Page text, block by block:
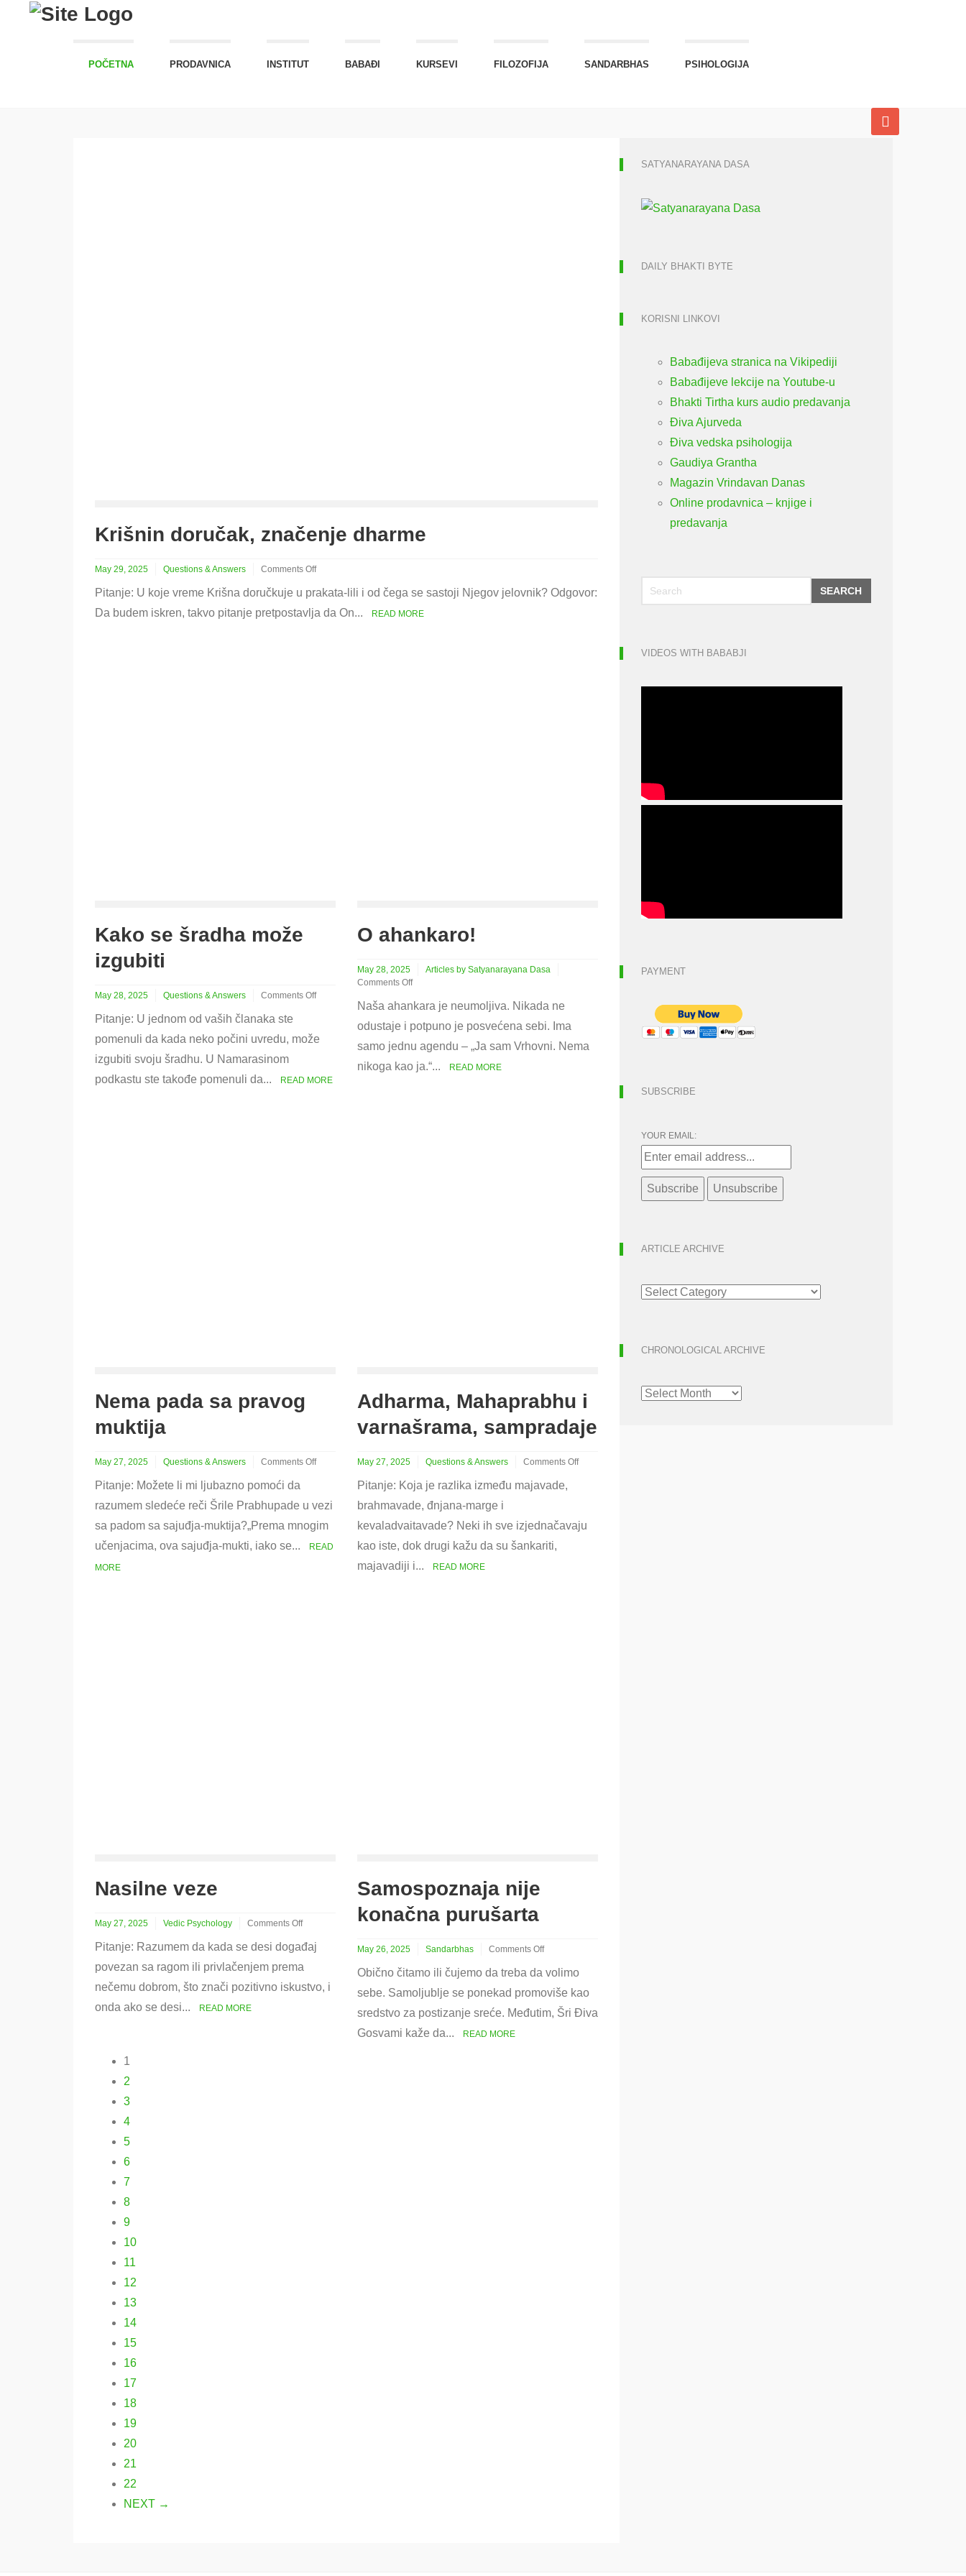
POČETNA PRODAVNICA INSTITUT BABAĐI KURSEVI FILOZOFIJA SANDARBHAS PSIHOLOGIJA
Krišnin doručak, značenje dharme
May 29, 2025 Questions & Answers
Comments Off
Krišnin
doručak,
značenje
Pitanje: U koje vreme Krišna doručkuje u prakata-lili i od čega se sastoji Njegov jelovnik? Odgovor:
Da budem iskren, takvo pitanje pretpostavlja da On...
READ MORE
Kako se šradha može
izgubiti
May 28, 2025 Questions & Answers
Comments Off
Kako
šradha
može
Pitanje: U jednom od vaših članaka ste
pomenuli da kada neko počini uvredu, može
izgubiti svoju šradhu. U Namarasinom
podkastu ste takođe pomenuli da...
READ MORE
O ahankaro!
May 28, 2025
Articles by Satyanarayana Dasa
Comments Off
O
ahankaro!
Naša ahankara je neumoljiva. Nikada ne
odustaje i potpuno je posvećena sebi. Ima
samo jednu agendu – „Ja sam Vrhovni. Nema
nikoga kao ja.“...
READ MORE
Nema pada sa pravog
muktija
May 27, 2025 Questions & Answers
Comments Off
Nema
pada
pravog
muktija
Pitanje: Možete li mi ljubazno pomoći da
razumem sledeće reči Šrile Prabhupade u vezi
sa padom sa sajuđja-muktija?„Prema mnogim
učenjacima, ova sajuđja-mukti, iako se...
READ
MORE
Adharma, Mahaprabhu i
varnašrama, sampradaje
May 27, 2025 Questions & Answers
Comments Off
Adharma,
varnašrama,
sampradaje
Pitanje: Koja je razlika između majavade,
brahmavade, đnjana-marge i
kevaladvaitavade? Neki ih sve izjednačavaju
kao iste, dok drugi kažu da su šankariti,
majavadiji i...
READ MORE
Nasilne veze
May 27, 2025 Vedic Psychology
Comments Off
Nasilne
veze
Pitanje: Razumem da kada se desi događaj
povezan sa ragom ili privlačenjem prema
nečemu dobrom, što znači pozitivno iskustvo, i
onda ako se desi...
READ MORE
Samospoznaja nije
konačna purušarta
May 26, 2025 Sandarbhas
Comments Off
Samospoznaja
nije
konačna
purušarta
Obično čitamo ili čujemo da treba da volimo
sebe. Samoljublje se ponekad promoviše kao
sredstvo za postizanje sreće. Međutim, Šri Điva
Gosvami kaže da...
READ MORE
1
2
3
4
5
6
7
8
9
10
11
12
13
14
15
16
17
18
19
20
21
22
NEXT →
SATYANARAYANA DASA
DAILY BHAKTI BYTE
KORISNI LINKOVI
Babađijeva stranica na Vikipediji
Babađijeve lekcije na Youtube-u
Bhakti Tirtha kurs audio predavanja
Điva Ajurveda
Điva vedska psihologija
Gaudiya Grantha
Magazin Vrindavan Danas
Online prodavnica – knjige i
predavanja
SEARCH
VIDEOS WITH BABABJI
PAYMENT
SUBSCRIBE
YOUR EMAIL:
ARTICLE ARCHIVE
ARTICLE
ARCHIVE
CHRONOLOGICAL ARCHIVE
CHRONOLOGICAL
ARCHIVE